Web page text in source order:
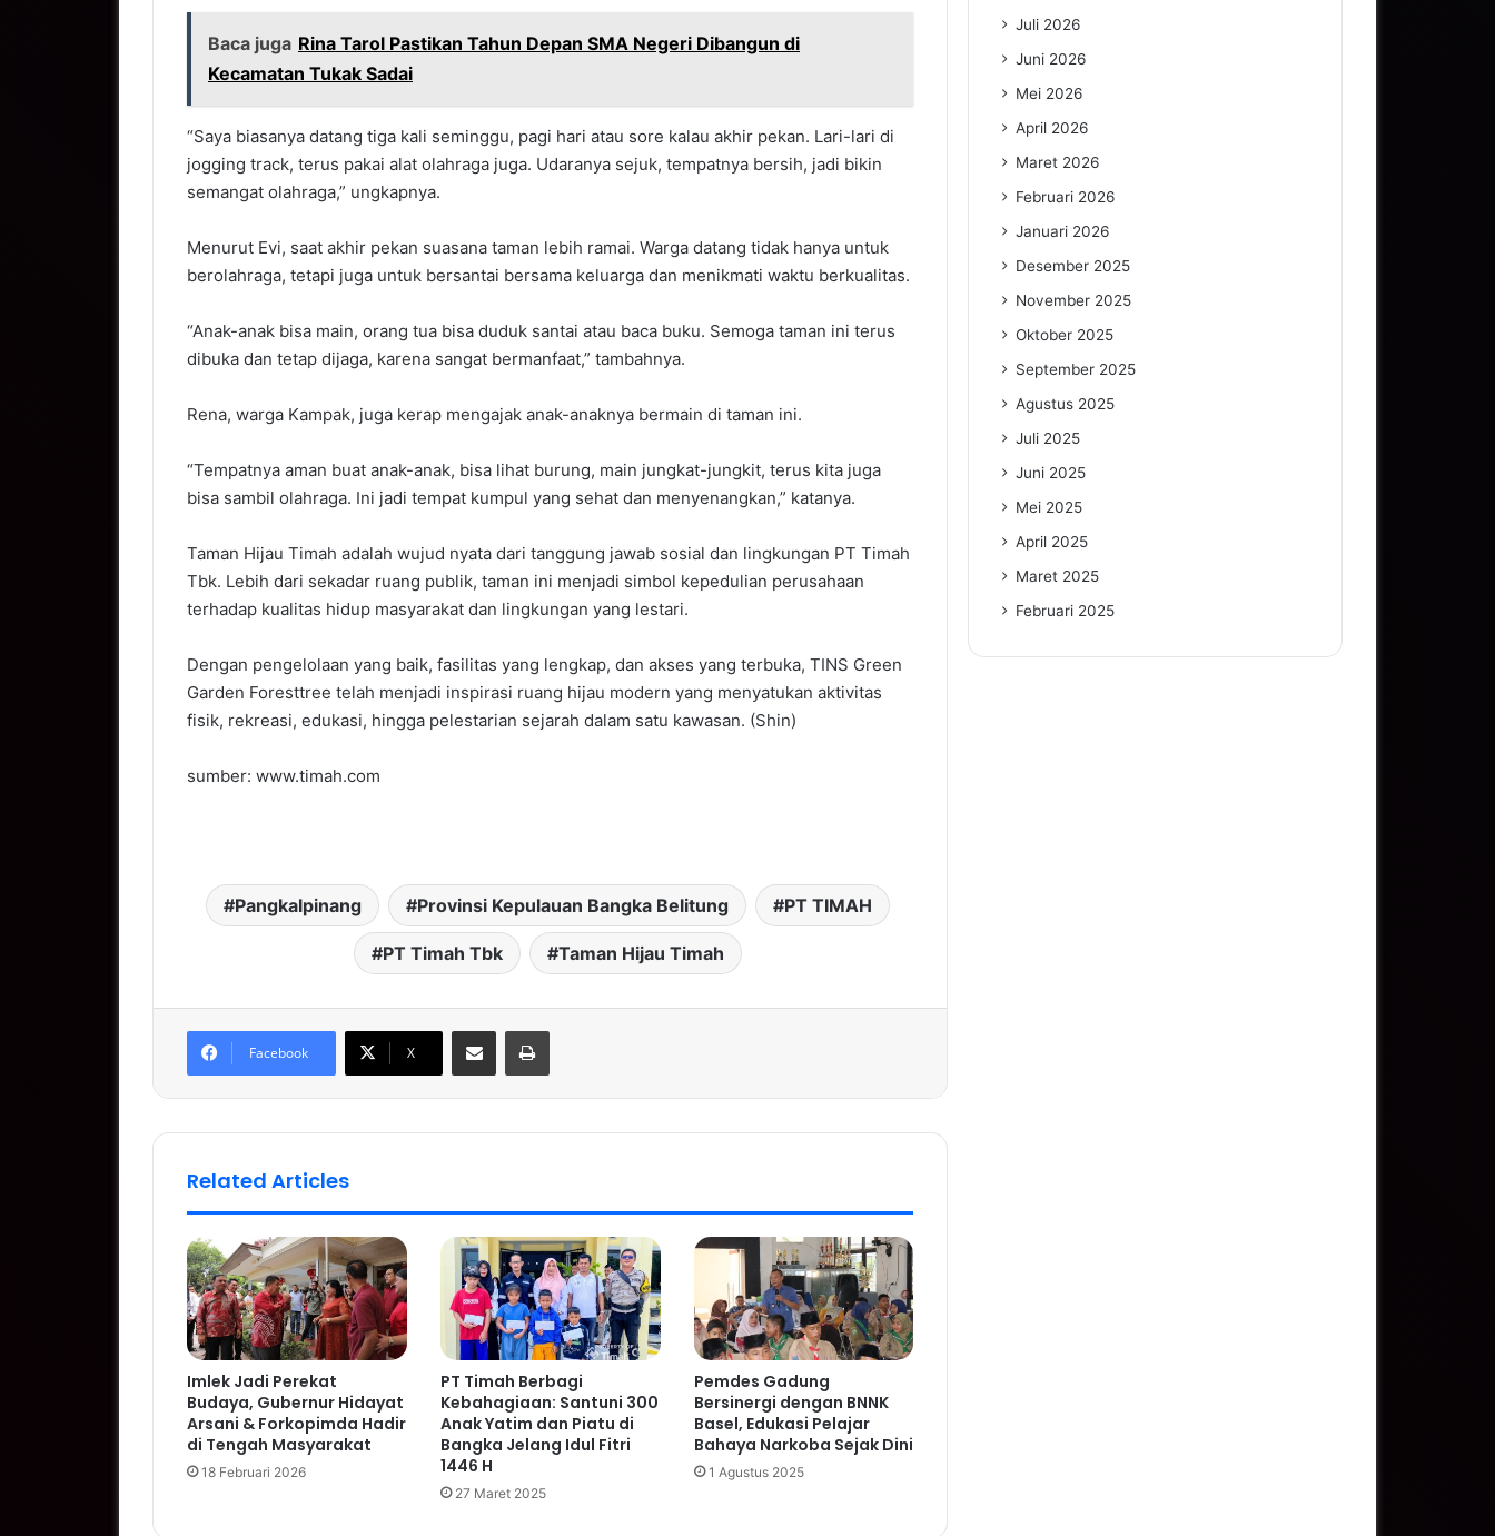
Baca juga Rina Tarol Pastikan Tahun Depan SMA Negeri Dibangun di
Kecamatan Tukak Sadai
“Saya biasanya datang tiga kali seminggu, pagi hari atau sore kalau akhir pekan. Lari-lari di
jogging track, terus pakai alat olahraga juga. Udaranya sejuk, tempatnya bersih, jadi bikin
semangat olahraga,” ungkapnya.
Menurut Evi, saat akhir pekan suasana taman lebih ramai. Warga datang tidak hanya untuk
berolahraga, tetapi juga untuk bersantai bersama keluarga dan menikmati waktu berkualitas.
“Anak-anak bisa main, orang tua bisa duduk santai atau baca buku. Semoga taman ini terus
dibuka dan tetap dijaga, karena sangat bermanfaat,” tambahnya.
Rena, warga Kampak, juga kerap mengajak anak-anaknya bermain di taman ini.
“Tempatnya aman buat anak-anak, bisa lihat burung, main jungkat-jungkit, terus kita juga
bisa sambil olahraga. Ini jadi tempat kumpul yang sehat dan menyenangkan,” katanya.
Taman Hijau Timah adalah wujud nyata dari tanggung jawab sosial dan lingkungan PT Timah
Tbk. Lebih dari sekadar ruang publik, taman ini menjadi simbol kepedulian perusahaan
terhadap kualitas hidup masyarakat dan lingkungan yang lestari.
Dengan pengelolaan yang baik, fasilitas yang lengkap, dan akses yang terbuka, TINS Green
Garden Foresttree telah menjadi inspirasi ruang hijau modern yang menyatukan aktivitas
fisik, rekreasi, edukasi, hingga pelestarian sejarah dalam satu kawasan. (Shin)
sumber: www.timah.com
Pangkalpinang Provinsi Kepulauan Bangka Belitung PT TIMAH
PT Timah Tbk Taman Hijau Timah
Facebook X
Share via Email Print
Related Articles
Imlek Jadi Perekat
Budaya, Gubernur Hidayat
Arsani & Forkopimda Hadir
di Tengah Masyarakat
18 Februari 2026
PT Timah Berbagi
Kebahagiaan: Santuni 300
Anak Yatim dan Piatu di
Bangka Jelang Idul Fitri
1446 H
27 Maret 2025
Pemdes Gadung
Bersinergi dengan BNNK
Basel, Edukasi Pelajar
Bahaya Narkoba Sejak Dini
1 Agustus 2025
Juli 2026
Juni 2026
Mei 2026
April 2026
Maret 2026
Februari 2026
Januari 2026
Desember 2025
November 2025
Oktober 2025
September 2025
Agustus 2025
Juli 2025
Juni 2025
Mei 2025
April 2025
Maret 2025
Februari 2025